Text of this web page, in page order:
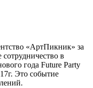
«АртПикник» за
в
года Future Party
Это событие